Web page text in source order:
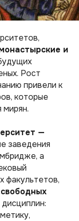
и
Рост
привели к
которые
мирян.
—
заведения
а
факультетов,